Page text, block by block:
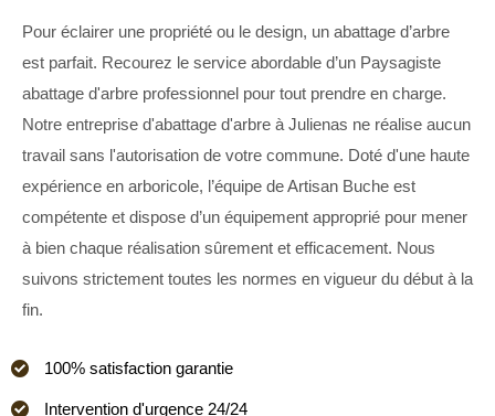
Pour éclairer une propriété ou le design, un abattage d’arbre
est parfait. Recourez le service abordable d’un Paysagiste
abattage d'arbre professionnel pour tout prendre en charge.
Notre entreprise d'abattage d'arbre à Julienas ne réalise aucun
travail sans l'autorisation de votre commune. Doté d'une haute
expérience en arboricole, l’équipe de Artisan Buche est
compétente et dispose d’un équipement approprié pour mener
à bien chaque réalisation sûrement et efficacement. Nous
suivons strictement toutes les normes en vigueur du début à la
fin.
100% satisfaction garantie
Intervention d'urgence 24/24